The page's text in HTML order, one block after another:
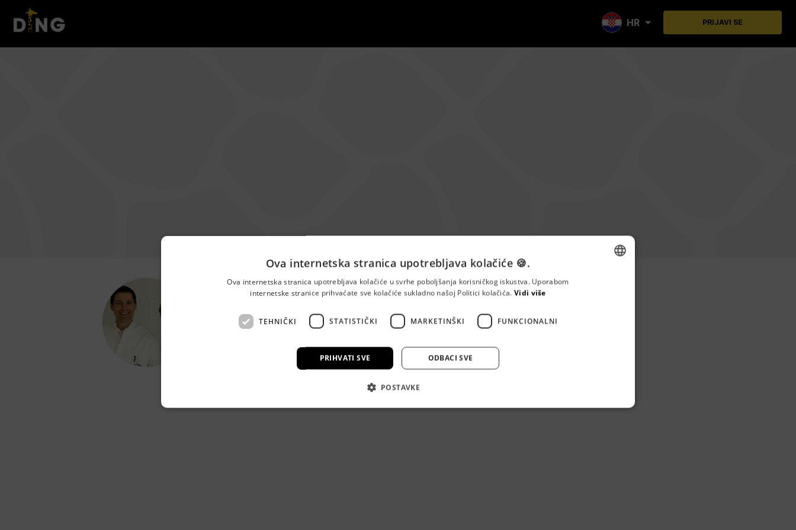
PRIJAVI SE
HR
Poliklinika dr. Tončić
Poliklinika dr. Tončić pruža estetske zahvate vrhunske kvalitete uz individualan i otvoren
Ova internetska stranica upotrebljava kolačiće 🍪.
Ova internetska stranica upotrebljava kolačiće u svrhe poboljšanja korisničkog iskustva. Uporabom
internetske stranice prihvaćate sve kolačiće sukladno našoj Politici kolačića. Vidi više
TEHNIČKI STATISTIČKI MARKETINŠKI FUNKCIONALNI
PRIHVATI SVE ODBACI SVE
POSTAVKE